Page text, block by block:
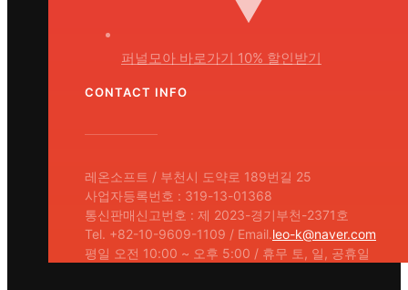
퍼널모아 바로가기 10% 할인받기
CONTACT INFO
레온소프트 / 부천시 도약로 189번길 25
사업자등록번호 : 319-13-01368
통신판매신고번호 : 제 2023-경기부천-2371호
Tel. +82-10-9609-1109 / Email.leo-k@naver.com
평일 오전 10:00 ~ 오후 5:00 / 휴무 토, 일, 공휴일